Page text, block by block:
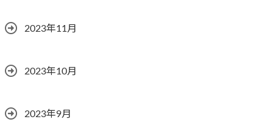
2023年11月
2023年10月
2023年9月